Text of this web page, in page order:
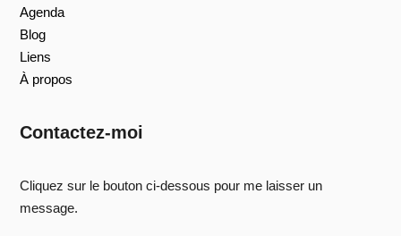
Agenda
Blog
Liens
À propos
Contactez-moi
Cliquez sur le bouton ci-dessous pour me laisser un
message.